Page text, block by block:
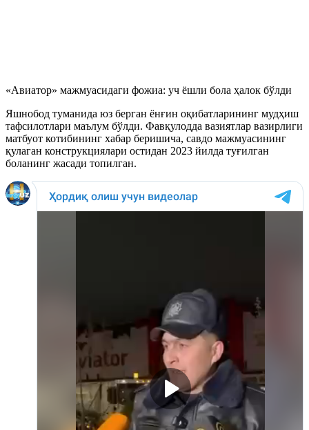
«Авиатор» мажмуасидаги фожиа: уч ёшли бола ҳалок бўлди
Яшнобод туманида юз берган ёнғин оқибатларининг мудҳиш
тафсилотлари маълум бўлди. Фавқулодда вазиятлар вазирлиги
матбуот котибининг хабар беришича, савдо мажмуасининг
қулаган конструкциялари остидан 2023 йилда туғилган
боланинг жасади топилган.